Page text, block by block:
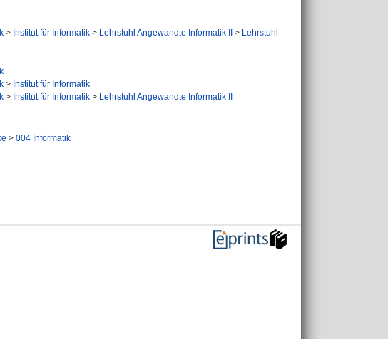
> Institut für Informatik > Lehrstuhl Angewandte Informatik II > Lehrstuhl
> Institut für Informatik
> Institut für Informatik > Lehrstuhl Angewandte Informatik II
> 004 Informatik